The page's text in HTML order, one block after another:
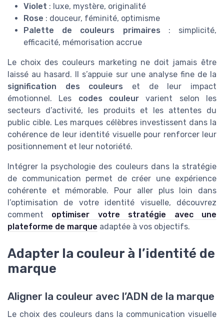
Violet : luxe, mystère, originalité
Rose : douceur, féminité, optimisme
Palette de couleurs primaires : simplicité,
efficacité, mémorisation accrue
Le choix des couleurs marketing ne doit jamais être
laissé au hasard. Il s’appuie sur une analyse fine de la
signification des couleurs et de leur impact
émotionnel. Les codes couleur varient selon les
secteurs d’activité, les produits et les attentes du
public cible. Les marques célèbres investissent dans la
cohérence de leur identité visuelle pour renforcer leur
positionnement et leur notoriété.
Intégrer la psychologie des couleurs dans la stratégie
de communication permet de créer une expérience
cohérente et mémorable. Pour aller plus loin dans
l’optimisation de votre identité visuelle, découvrez
comment optimiser votre stratégie avec une
plateforme de marque adaptée à vos objectifs.
Adapter la couleur à l’identité de
marque
Aligner la couleur avec l’ADN de la marque
Le choix des couleurs dans la communication visuelle